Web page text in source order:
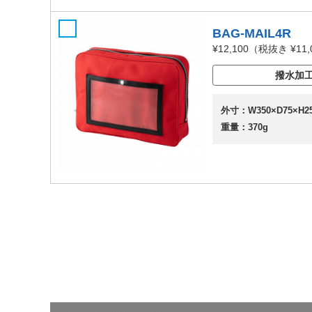
BAG-MAIL4R
¥12,100 （税抜き
撥水加
外寸：
重量：370g